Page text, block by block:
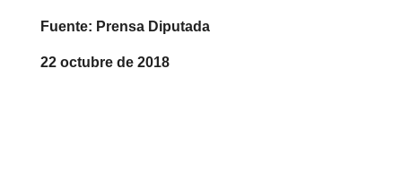
Fuente: Prensa Diputada
22 octubre de 2018